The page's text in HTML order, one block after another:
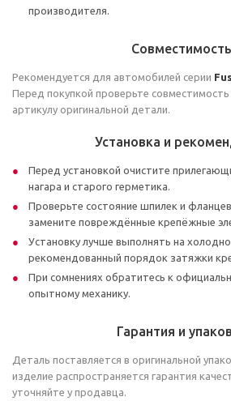
производителя.
Совместимость
Рекомендуется для автомобилей серии
Перед покупкой проверьте
артикулу оригинальной детали.
Установка и
Перед установкой очистите
нагара и старого герметика.
Проверьте состояние шпилек и
замените повреждённые крепёжные
Установку лучше выполнять на
рекомендованный порядок затяжки
При сомнениях обратитесь к
опытному механику.
Гарантия и
Деталь поставляется в оригинальной
изделие распространяется гарантия
уточняйте у продавца.